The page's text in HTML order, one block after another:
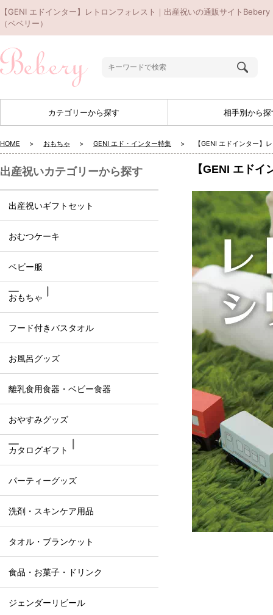
【GENI エドインター】レトロンフォレスト｜出産祝いの通販サイトBebery
（ベベリー）
カテゴリーから探す 相手別から探
HOME おもちゃ GENI エド・インター特集 【GENI エドインター】
【GENI エド
出産祝いカテゴリーから探す
出産祝いギフトセット
おむつケーキ
ベビー服
おもちゃ
フード付きバスタオル
お風呂グッズ
離乳食用食器・ベビー食器
おやすみグッズ
カタログギフト
パーティーグッズ
洗剤・スキンケア用品
タオル・ブランケット
食品・お菓子・ドリンク
ジェンダーリビール